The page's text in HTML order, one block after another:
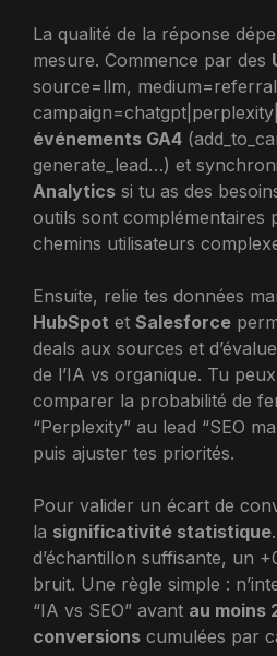
La qualité de la réponse
mesure. Commence par des
source=llm,
événements GA4
generate_lead…) et
Analytics si tu as des
outils sont complémentaires
chemins utilisateurs
Ensuite, relie tes données
HubSpot et Salesforce
deals aux sources et
de l’IA vs organique. Tu
comparer la probabilité de
“Perplexity” au lead “SEO
puis ajuster tes priorités.
Pour valider un écart de
la significativité statistique
d’échantillon suffisante, un
bruit. Une règle simple :
“IA vs SEO” avant au moins
conversions cumulées par